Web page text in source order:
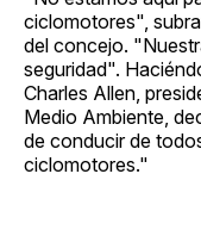
ciclomotores",
del concejo.
seguridad".
Charles Allen,
Medio Ambiente,
de conducir de
ciclomotores."